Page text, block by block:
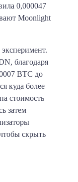
0,000047
Moonlight
благодаря
BTC до
куда более
стоимость
затем
скрыть